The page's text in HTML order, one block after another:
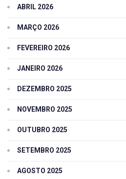
ABRIL 2026
MARÇO 2026
FEVEREIRO 2026
JANEIRO 2026
DEZEMBRO 2025
NOVEMBRO 2025
OUTUBRO 2025
SETEMBRO 2025
AGOSTO 2025